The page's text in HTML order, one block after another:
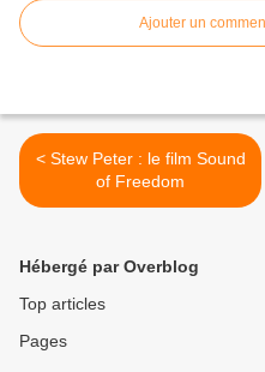
Ajouter un
< Stew Peter : le film Sound
of Freedom
Hébergé par Overblog
Top articles
Pages